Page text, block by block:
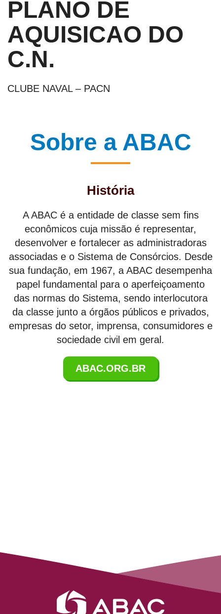
PLANO DE
AQUISICAO DO
C.N.
CLUBE NAVAL – PACN
Sobre a ABAC
História
A ABAC é a entidade de classe sem fins
econômicos cuja missão é representar,
desenvolver e fortalecer as administradoras
associadas e o Sistema de Consórcios. Desde
sua fundação, em 1967, a ABAC desempenha
papel fundamental para o aperfeiçoamento
das normas do Sistema, sendo interlocutora
da classe junto a órgãos públicos e privados,
empresas do setor, imprensa, consumidores e
sociedade civil em geral.
ABAC.ORG.BR